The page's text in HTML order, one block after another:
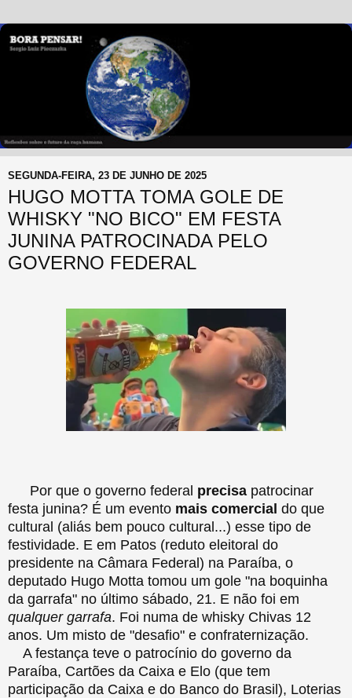
SEGUNDA-FEIRA, 23 DE JUNHO DE 2025
HUGO MOTTA TOMA GOLE DE
WHISKY "NO BICO" EM FESTA
JUNINA PATROCINADA PELO
GOVERNO FEDERAL
Por que o governo federal precisa patrocinar
festa junina? É um evento mais comercial do que
cultural (aliás bem pouco cultural...) esse tipo de
festividade. E em Patos (reduto eleitoral do
presidente na Câmara Federal) na Paraíba, o
deputado Hugo Motta tomou um gole "na boquinha
da garrafa" no último sábado, 21. E não foi em
qualquer garrafa. Foi numa de whisky Chivas 12
anos. Um misto de "desafio" e confraternização.
A festança teve o patrocínio do governo da
Paraíba, Cartões da Caixa e Elo (que tem
participação da Caixa e do Banco do Brasil), Loterias